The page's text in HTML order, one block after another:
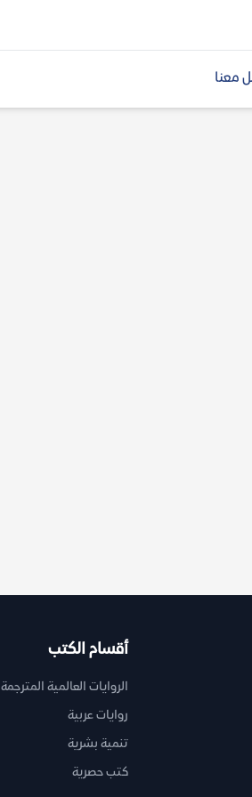
معنا
أقسام الكتب
الروايات العالمية المترجمة
روايات عربية
تنمية بشرية
كتب حصرية